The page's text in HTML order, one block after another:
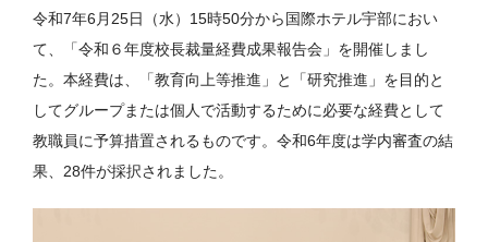
令和7年6月25日（水）15時50分から国際ホテル宇部におい
て、「令和６年度校長裁量経費成果報告会」を開催しまし
た。本経費は、「教育向上等推進」と「研究推進」を目的と
してグループまたは個人で活動するために必要な経費として
教職員に予算措置されるものです。令和6年度は学内審査の結
果、28件が採択されました。